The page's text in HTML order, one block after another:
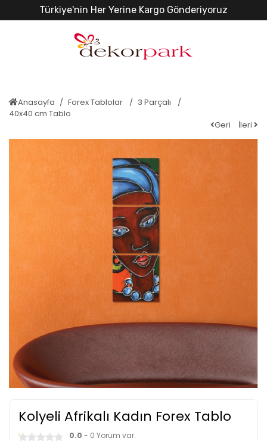
Türkiye'nin Her Yerine Kargo Gönderiyoruz
Anasayfa Forex Tablolar
3 Parçalı
40x40 cm Tablo
Geri
İleri
Kolyeli Afrikalı Kadın Forex Tablo
0.0 - 0 Yorum var.